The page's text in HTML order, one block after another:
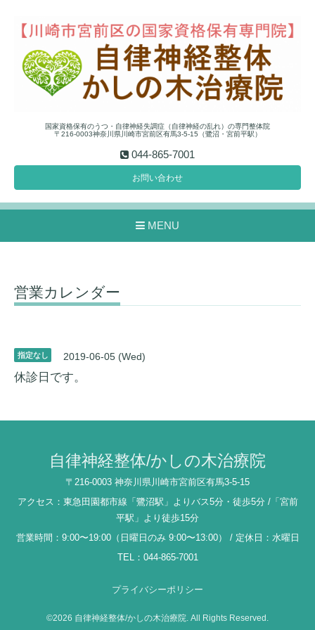
国家資格保有のうつ・自律神経失調症（自律神経の乱れ）の専門整体院
〒216-0003神奈川県川崎市宮前区有馬3-5-15（鷺沼・宮前平駅）
044-865-7001
お問い合わせ
MENU
営業カレンダー
指定なし 2019-06-05 (Wed)
休診日です。
自律神経整体/かしの木治療院
〒216-0003 神奈川県川崎市宮前区有馬3-5-15
アクセス：東急田園都市線「鷺沼駅」よりバス5分・徒歩5分 /「宮前
平駅」より徒歩15分
営業時間：9:00〜19:00（日曜日のみ 9:00〜13:00） / 定休日：水曜日
TEL：044-865-7001
プライバシーポリシー
©2026 自律神経整体/かしの木治療院 . All Rights Reserved.